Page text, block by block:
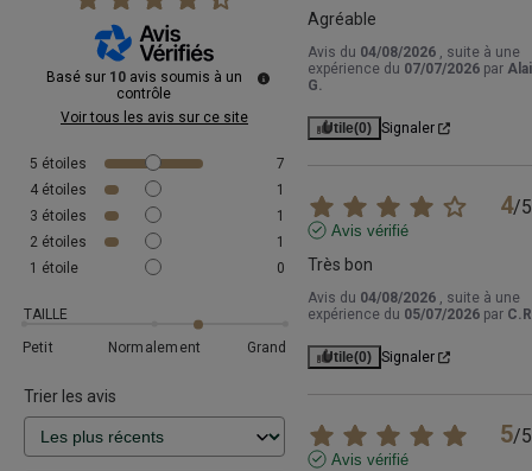
Basé sur 10 avis soumis à un
contrôle
Voir tous les avis sur ce site
5 étoiles
7
4 étoiles
1
3 étoiles
1
2 étoiles
1
1 étoile 0
TAILLE
Petit
Normalement Grand
Trier les avis
Agréable
Avis du 04/08/2026 , suite à une
expérience du 07/07/2026 par
G.
Utile(0) Signaler
4/5
Avis vérifié
Très bon
Avis du 04/08/2026 , suite à une
expérience du 05/07/2026 par
Utile(0) Signaler
5/5
Avis vérifié